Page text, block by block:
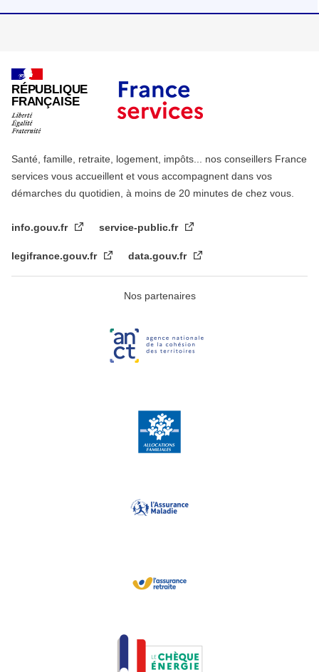
RÉPUBLIQUE
FRANÇAISE
Santé, famille, retraite, logement, impôts... nos conseillers France
services vous accueillent et vous accompagnent dans vos
démarches du quotidien, à moins de 20 minutes de chez vous.
info.gouv.fr service-public.fr
legifrance.gouv.fr data.gouv.fr
Nos partenaires